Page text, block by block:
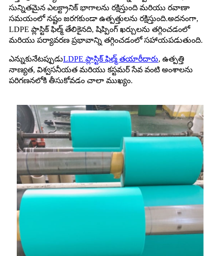
సున్నితమైన ఎలక్ట్రానిక్ భాగాలను రక్షిస్తుంది మరియు రవాణా
సమయంలో నష్టం జరగకుండా ఉత్పత్తులను రక్షిస్తుంది.అదనంగా,
LDPE ప్లాస్టిక్ ఫిల్మ్ తేలికైనది, షిప్పింగ్ ఖర్చులను తగ్గించడంలో
మరియు పర్యావరణ ప్రభావాన్ని తగ్గించడంలో సహాయపడుతుంది.
ఎన్నుకునేటప్పుడుLDPE ప్లాస్టిక్ ఫిల్మ్ తయారీదారు, ఉత్పత్తి
నాణ్యత, విశ్వసనీయత మరియు కస్టమర్ సేవ వంటి అంశాలను
పరిగణనలోకి తీసుకోవడం చాలా ముఖ్యం.